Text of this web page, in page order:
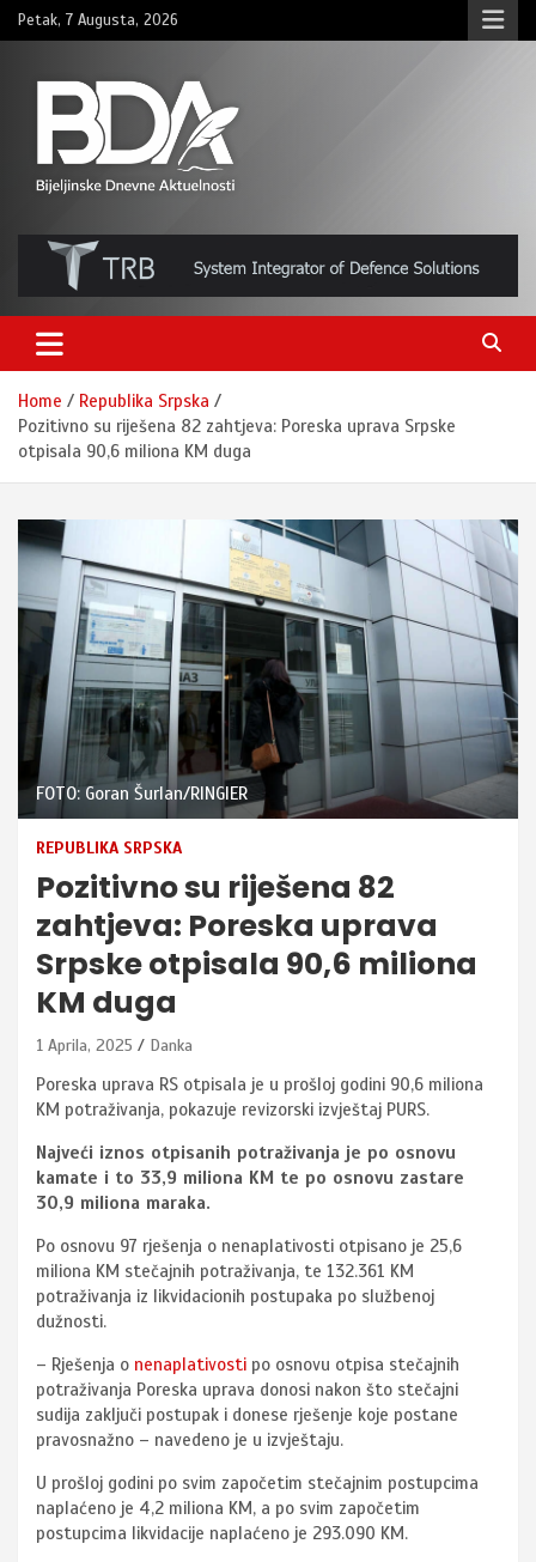
Skip
to
Petak, 7 Augusta, 2026
BNDAN.com
Home
Republika Srpska
Pozitivno su riješena 82 zahtjeva: Poreska uprava Srpske
otpisala 90,6 miliona KM duga
FOTO: Goran Šurlan/RINGIER
REPUBLIKA SRPSKA
Pozitivno su riješena 82
zahtjeva: Poreska uprava
Srpske otpisala 90,6 miliona
KM duga
1 Aprila, 2025 Danka
Poreska uprava RS otpisala je u prošloj godini 90,6 miliona
KM potraživanja, pokazuje revizorski izvještaj PURS.
Najveći iznos otpisanih potraživanja je po osnovu
kamate i to 33,9 miliona KM te po osnovu zastare
30,9 miliona maraka.
Po osnovu 97 rješenja o nenaplativosti otpisano je 25,6
miliona KM stečajnih potraživanja, te 132.361 KM
potraživanja iz likvidacionih postupaka po službenoj
dužnosti.
– Rješenja o nenaplativosti po osnovu otpisa stečajnih
potraživanja Poreska uprava donosi nakon što stečajni
sudija zaključi postupak i donese rješenje koje postane
pravosnažno – navedeno je u izvještaju.
U prošloj godini po svim započetim stečajnim postupcima
naplaćeno je 4,2 miliona KM, a po svim započetim
postupcima likvidacije naplaćeno je 293.090 KM.